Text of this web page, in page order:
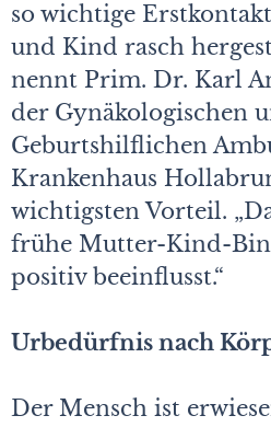
so wichtige
und Kind rasch
nennt Prim. Dr. Karl
der Gynäkologischen
Geburtshilflichen
Krankenhaus
wichtigsten Vorteil.
frühe Mutter-Kind-
positiv beeinflusst.“
Urbedürfnis nach
Der Mensch ist